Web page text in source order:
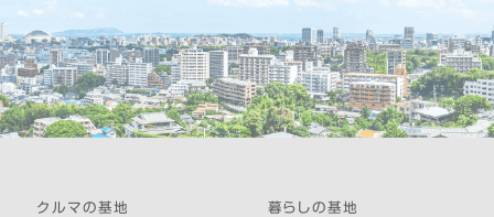
クルマの基地
暮らしの基地